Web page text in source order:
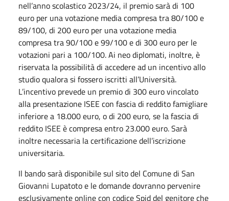
nell’anno scolastico 2023/24, il premio sarà di 100
euro per una votazione media compresa tra 80/100 e
89/100, di 200 euro per una votazione media
compresa tra 90/100 e 99/100 e di 300 euro per le
votazioni pari a 100/100. Ai neo diplomati, inoltre, è
riservata la possibilità di accedere ad un incentivo allo
studio qualora si fossero iscritti all’Università.
L’incentivo prevede un premio di 300 euro vincolato
alla presentazione ISEE con fascia di reddito famigliare
inferiore a 18.000 euro, o di 200 euro, se la fascia di
reddito ISEE è compresa entro 23.000 euro. Sarà
inoltre necessaria la certificazione dell’iscrizione
universitaria.
Il bando sarà disponibile sul sito del Comune di San
Giovanni Lupatoto e le domande dovranno pervenire
esclusivamente online con codice Spid del genitore che